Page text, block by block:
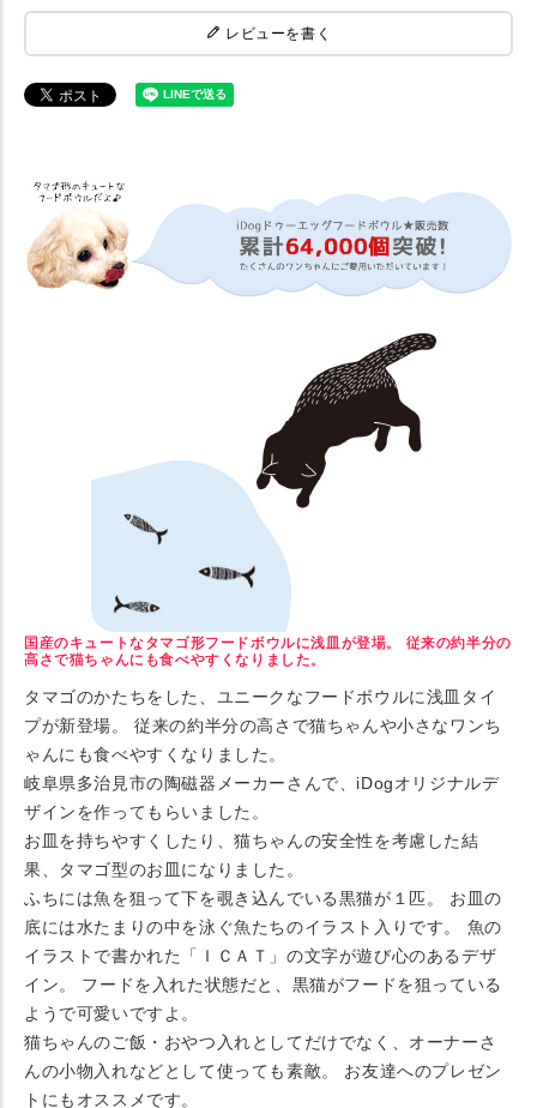
レビューを書く
国産のキュートなタマゴ形フードボウルに浅皿が登場。 従来の約半分の
高さで猫ちゃんにも食べやすくなりました。
タマゴのかたちをした、ユニークなフードボウルに浅皿タイ
プが新登場。 従来の約半分の高さで猫ちゃんや小さなワンち
ゃんにも食べやすくなりました。
岐阜県多治見市の陶磁器メーカーさんで、iDogオリジナルデ
ザインを作ってもらいました。
お皿を持ちやすくしたり、猫ちゃんの安全性を考慮した結
果、タマゴ型のお皿になりました。
ふちには魚を狙って下を覗き込んでいる黒猫が１匹。 お皿の
底には水たまりの中を泳ぐ魚たちのイラスト入りです。 魚の
イラストで書かれた「ＩＣＡＴ」の文字が遊び心のあるデザ
イン。 フードを入れた状態だと、黒猫がフードを狙っている
ようで可愛いですよ。
猫ちゃんのご飯・おやつ入れとしてだけでなく、オーナーさ
んの小物入れなどとして使っても素敵。 お友達へのプレゼン
トにもオススメです。